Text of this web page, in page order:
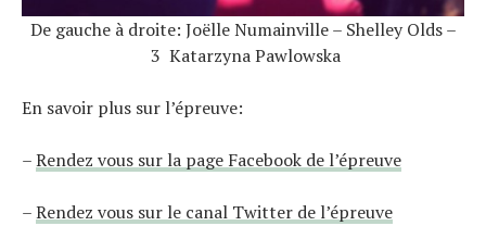
De gauche à droite: Joëlle Numainville – Shelley Olds –
3 Katarzyna Pawlowska
En savoir plus sur l’épreuve:
–Rendez vous sur la page Facebook de l’épreuve
–Rendez vous sur le canal Twitter de l’épreuve